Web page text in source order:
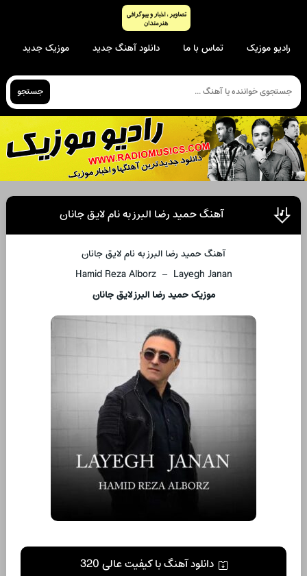
رادیو موزیک تماس با ما دانلود آهنگ جدید موزیک جدید
جستجو
آهنگ حمید رضا البرز به نام لایق جانان
آهنگ حمید رضا البرز به نام لایق جانان
Hamid Reza Alborz – Layegh Janan
موزیک حمید رضا البرز لایق جانان
دانلود آهنگ با کیفیت عالی 320